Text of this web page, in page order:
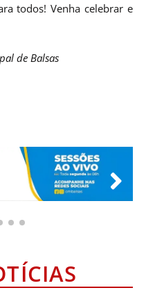
todos! Venha celebrar e
de Balsas